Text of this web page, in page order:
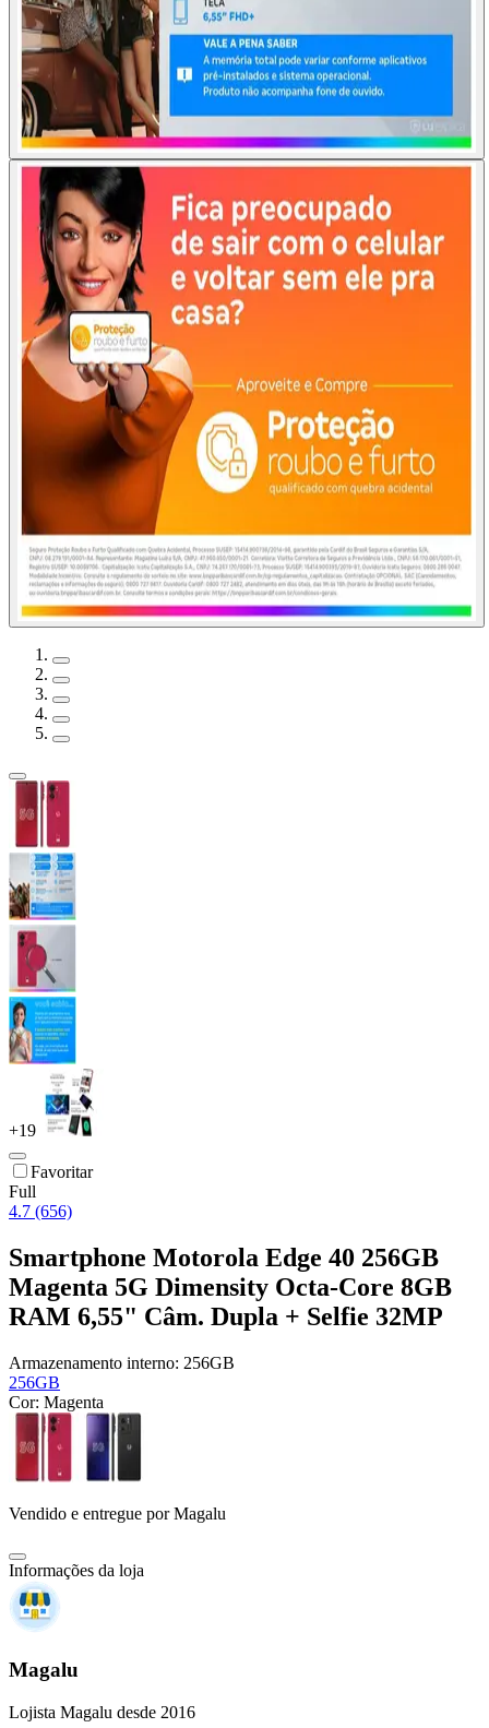
+19
Favoritar
Full
4.7 (656)
Smartphone Motorola Edge 40 256GB
Magenta 5G Dimensity Octa-Core 8GB
RAM 6,55" Câm. Dupla + Selfie 32MP
Armazenamento interno: 256GB
256GB
Cor: Magenta
Vendido e entregue por Magalu
Informações da loja
Magalu
Lojista Magalu desde 2016